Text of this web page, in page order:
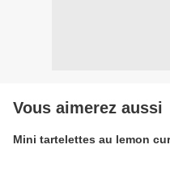
Vous aimerez aussi
Mini tartelettes au lemon